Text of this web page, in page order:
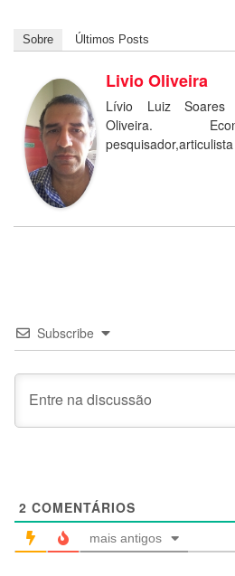
Sobre Últimos Posts
Livio Oliveira
Lívio Luiz Soares
Oliveira.
Subscribe
2 COMENTÁRIOS
mais antigos